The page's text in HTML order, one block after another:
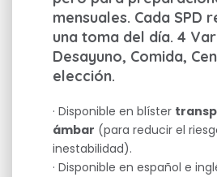
mensuales. Cada SPD
una toma del día. 4
Desayuno, Comida,
elección.
· Disponible en blíster
ámbar (para reducir el
inestabilidad).
· Disponible en español e